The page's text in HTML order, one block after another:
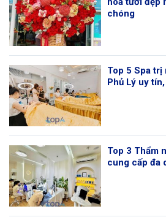
chóng
Top 5 Spa trị
Phủ Lý uy
Top 3 Thẩm
cung cấp đa